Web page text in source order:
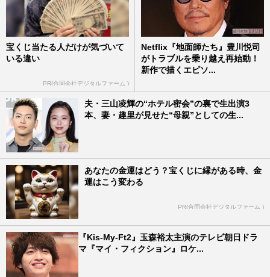
宝くじ当たる人だけが気づいて
いる違い
PR(合同会社デジタルファーム )
Netflix『地面師たち』豊川悦司
がトラブルを乗り越え再始動！
新作で描くエピソ...
夫・三山凌輝の“ホテル密会”の裏で生出演3
本、妻・趣里が見せた“母親”としての生...
あなたの金運はどう？宝くじに縁がある時、金
運はこう変わる
PR(合同会社デジタルファーム )
『Kis-My-Ft2』玉森裕太主演のテレビ朝日ドラ
マ『マイ・フィクション』ロケ...